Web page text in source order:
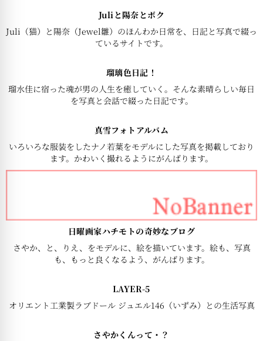
Juliと陽奈とボク
Juli（猫）と陽奈（Jewel雛）のほんわか日常を、日記と写真で綴っ
ているサイトです。
瑠璃色日記！
瑠水佳に宿った魂が男の人生を癒していく。そんな素晴らしい毎日
を写真と会話で綴った日記です。
真雪フォトアルバム
いろいろな服装をしたナノ若葉をモデルにした写真を掲載しており
ます。かわいく撮れるようにがんばります。
日曜画家ハチモトの奇妙なブログ
さやか、と、りえ、をモデルに、絵を描いています。絵も、写真
も、もっと良くなるよう、がんばります。
LAYER-5
オリエント工業製ラブドール ジュエル146（いずみ）との生活写真
さやかくんって・？